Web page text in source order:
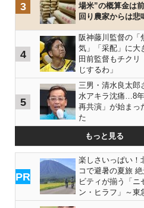
3
場米”の概算金は
回り農家からは悲
4
阪神藤川監督の「
気」「采配」に
田前監督もチクリ
じするわ」
5
三男・清水良太郎
水アキラ沈痛…8
再共演」が始まっ
た
もっと見る
PR
楽しさいっぱい！
コで避暑の夏旅
ビティが揃う「ニ
ン・ヒラフ」～東